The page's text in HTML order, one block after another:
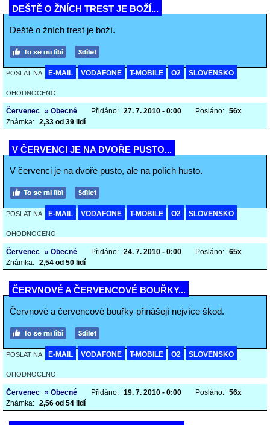
DEŠTĚ O ŽNÍCH TREST JE BOŽÍ...
Deště o žních trest je boží.
POSLAT NA E-MAIL VODAFONE T-MOBILE O2 SLOVENSKO
OHODNOCENO
Červenec » Obecné Přidáno: 27. 7. 2010 - 0:00 Posláno: 56x
Známka: 2,33 od 39 lidí
V ČERVENCI JE NA DVOŘE PUSTO...
V červenci je na dvoře pusto, ale na polích husto.
POSLAT NA E-MAIL VODAFONE T-MOBILE O2 SLOVENSKO
OHODNOCENO
Červenec » Obecné Přidáno: 24. 7. 2010 - 0:00 Posláno: 65x
Známka: 2,54 od 50 lidí
ČERVNOVÉ A ČERVENCOVÉ BOUŘKY...
Červnové a červencové bouřky přinášejí nejvíce škod.
POSLAT NA E-MAIL VODAFONE T-MOBILE O2 SLOVENSKO
OHODNOCENO
Červenec » Obecné Přidáno: 19. 7. 2010 - 0:00 Posláno: 56x
Známka: 2,56 od 54 lidí